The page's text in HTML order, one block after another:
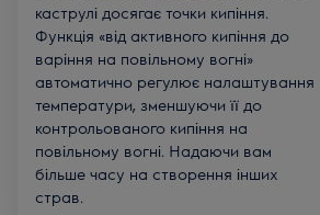
каструлі досягає точки кипіння.
Функція «від активного кипіння до
варіння на повільному вогні»
автоматично регулює налаштування
температури, зменшуючи її до
контрольованого кипіння на
повільному вогні. Надаючи вам
більше часу на створення інших
страв.